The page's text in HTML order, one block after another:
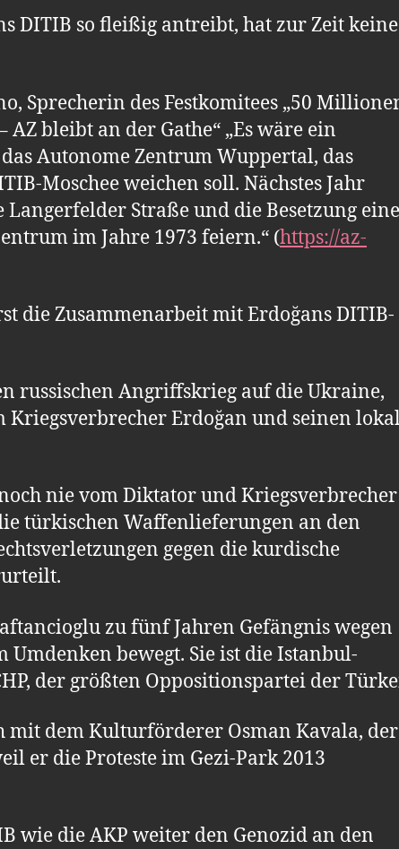
DITIB so fleißig antreibt, hat zur Zeit keine
Sprecherin des Festkomitees „50
bleibt an der Gathe“ „Es wäre ein
Autonome Zentrum Wuppertal, das
Moschee weichen soll. Nächstes Jahr
Straße und die Besetzung
im Jahre 1973 feiern.“ (https://az-
die Zusammenarbeit mit Erdoğans DITIB-
russischen Angriffskrieg auf die Ukraine,
Kriegsverbrecher Erdoğan und seinen
nie vom Diktator und Kriegsverbrecher
türkischen Waffenlieferungen an den
gegen die kurdische
zu fünf Jahren Gefängnis wegen
bewegt. Sie ist die Istanbul-
der größten Oppositionspartei der
dem Kulturförderer Osman Kavala, der
er die Proteste im Gezi-Park 2013
wie die AKP weiter den Genozid an den